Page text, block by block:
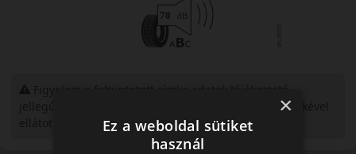
jellegűek. Előfordulhat, hogy még a korábbi EU-s címkével
ellátott abroncs kerül kiszállításra.
×
Ez a weboldal sütiket
használ